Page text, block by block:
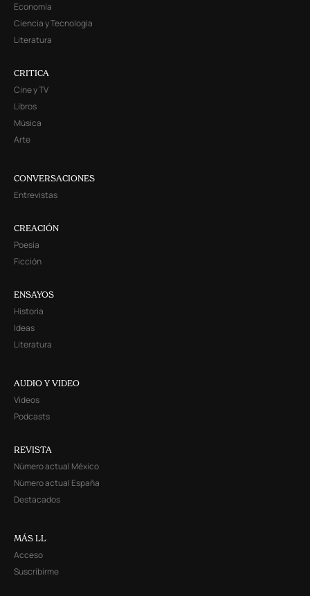
Economía
Ciencia y Tecnología
Literatura
CRITICA
Cine y TV
Libros
Música
Arte
CONVERSACIONES
Entrevistas
CREACIÓN
Poesía
Ficción
ENSAYOS
Historia
Ideas
Literatura
AUDIO Y VIDEO
Videos
Podcasts
REVISTA
Número actual México
Número actual España
Destacados
MÁS LL
Acceso
Suscribirme